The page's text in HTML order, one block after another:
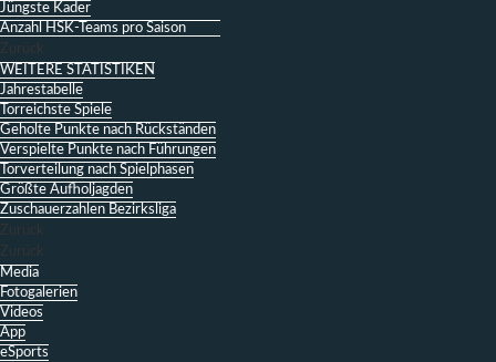
Jüngste Kader
Anzahl HSK-Teams pro Saison
Zurück
WEITERE STATISTIKEN
Jahrestabelle
Torreichste Spiele
Geholte Punkte nach Rückständen
Verspielte Punkte nach Führungen
Torverteilung nach Spielphasen
Größte Aufholjagden
Zuschauerzahlen Bezirksliga
Zurück
Zurück
Media
Fotogalerien
Videos
App
eSports